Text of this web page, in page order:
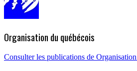
Organisation du québécois
Consulter les publications de